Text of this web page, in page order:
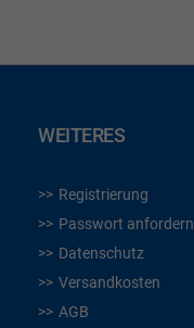
WEITERES
Registrierung
Passwort anfordern
Datenschutz
Versandkosten
AGB